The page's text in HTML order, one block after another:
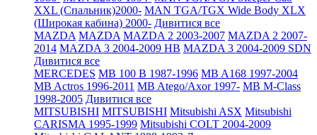
XXL (Спальник)2000- MAN TGA/TGX Wide Body XLX
(Широкая кабина) 2000- Дивитися все
MAZDA MAZDA MAZDA 2 2003-2007 MAZDA 2 2007-
2014 MAZDA 3 2004-2009 HB MAZDA 3 2004-2009 SDN
Дивитися все
MERCEDES MB 100 B 1987-1996 MB A168 1997-2004
MB Actros 1996-2011 MB Atego/Axor 1997- MB M-Class
1998-2005 Дивитися все
MITSUBISHI MITSUBISHI Mitsubishi ASX Mitsubishi
CARISMA 1995-1999 Mitsubishi COLT 2004-2009